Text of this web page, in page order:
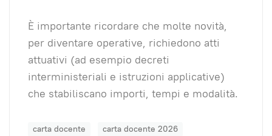
È importante ricordare che molte novità,
per diventare operative, richiedono atti
attuativi (ad esempio decreti
interministeriali e istruzioni applicative)
che stabiliscano importi, tempi e modalità.
carta docente carta docente 2026